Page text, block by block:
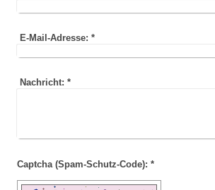
E-Mail-Adresse: *
Nachricht: *
Captcha (Spam-Schutz-Code): *